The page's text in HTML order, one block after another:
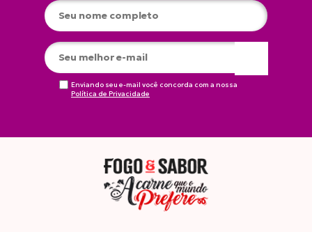
Enviando seu e-mail você concorda com a nossa
Política de Privacidade